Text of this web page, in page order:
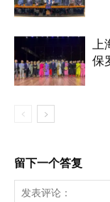
保
留下一个答复